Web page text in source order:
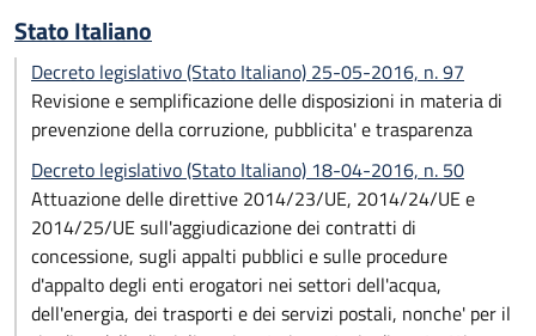
Stato Italiano
Decreto legislativo (Stato Italiano) 25-05-2016, n. 97
Revisione e semplificazione delle disposizioni in materia di
prevenzione della corruzione, pubblicita' e trasparenza
Decreto legislativo (Stato Italiano) 18-04-2016, n. 50
Attuazione delle direttive 2014/23/UE, 2014/24/UE e
2014/25/UE sull'aggiudicazione dei contratti di
concessione, sugli appalti pubblici e sulle procedure
d'appalto degli enti erogatori nei settori dell'acqua,
dell'energia, dei trasporti e dei servizi postali, nonche' per il